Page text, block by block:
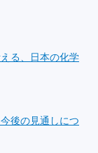
る、日本の化学
後の見通しにつ